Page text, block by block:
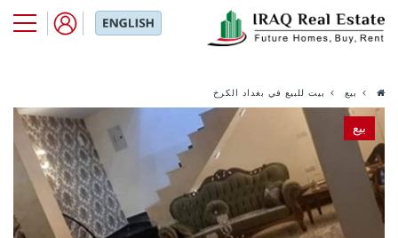
بيع بيت للبيع في بغداد الكرخ
بيع